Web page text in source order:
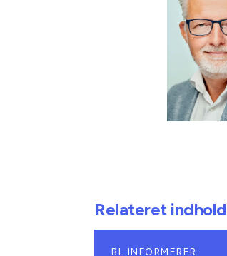
Relateret indhold
BL INFORMERER